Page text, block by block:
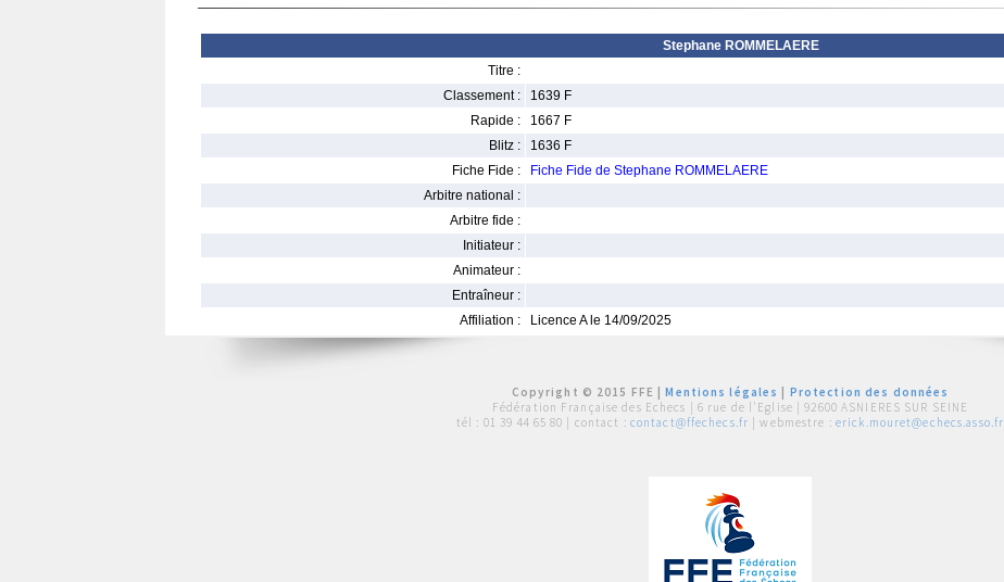
Stephane ROMMELAERE
Titre :
Classement :
1639 F
Rapide :
1667 F
Blitz :
1636 F
Fiche Fide :
Fiche Fide de Stephane ROMMELAERE
Arbitre national :
Arbitre fide :
Initiateur :
Animateur :
Entraîneur :
Affiliation :
Licence A le 14/09/2025
Copyright © 2015 FFE |Mentions légales
Protection des données
Fédération Française des Echecs | 6 rue de l'Eglise | 92600 ASNIERES SUR SEINE
tél : 01 39 44 65 80 | contact : contact@ffechecs.fr | webmestre : erick.mouret@echecs.asso.fr